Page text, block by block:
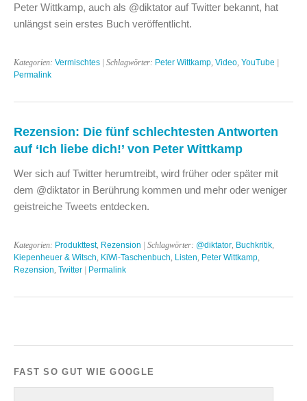
Peter Wittkamp, auch als @diktator auf Twitter bekannt, hat
unlängst sein erstes Buch veröffentlicht.
Kategorien: Vermischtes | Schlagwörter: Peter Wittkamp Video YouTube |
Permalink
Rezension: Die fünf schlechtesten Antworten
auf ‘Ich liebe dich!’ von Peter Wittkamp
Wer sich auf Twitter herumtreibt, wird früher oder später mit
dem @diktator in Berührung kommen und mehr oder weniger
geistreiche Tweets entdecken.
Kategorien: Produkttest, Rezension | Schlagwörter: @diktator Buchkritik
Kiepenheuer & Witsch KiWi-Taschenbuch Listen Peter Wittkamp
Rezension Twitter | Permalink
FAST SO GUT WIE GOOGLE